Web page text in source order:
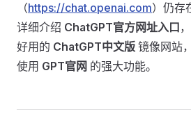
（https://chat.openai.com）仍存
详细介绍 ChatGPT官方网址入口
好用的 ChatGPT中文版 镜像网站
使用 GPT官网 的强大功能。